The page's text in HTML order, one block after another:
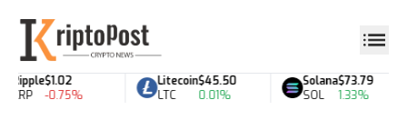
Ripple
XRP
$1.02
-0.75%
Litecoin
LTC
$45.50
0.01%
Solana
SOL
$73.79
1.33%